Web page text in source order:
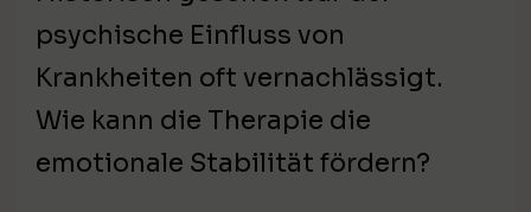
psychische Einfluss von
Krankheiten oft vernachlässigt.
Wie kann die Therapie die
emotionale Stabilität fördern?